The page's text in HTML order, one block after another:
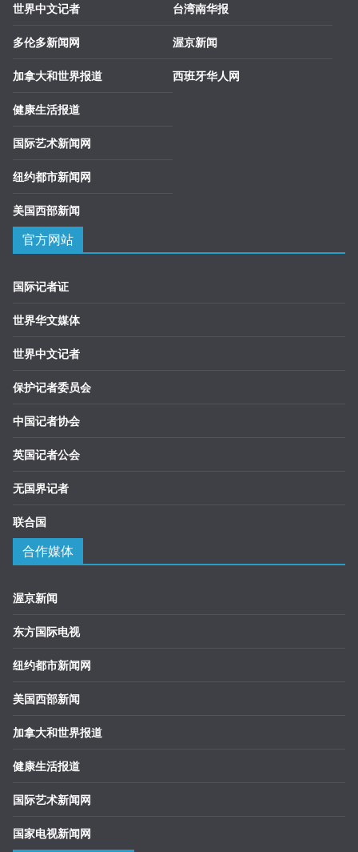
世界中文记者
多伦多新闻网
加拿大和世界报道
健康生活报道
国际艺术新闻网
纽约都市新闻网
美国西部新闻
台湾南华报
渥京新闻
西班牙华人网
官方网站
国际记者证
世界华文媒体
世界中文记者
保护记者委员会
中国记者协会
英国记者公会
无国界记者
联合国
合作媒体
渥京新闻
东方国际电视
纽约都市新闻网
美国西部新闻
加拿大和世界报道
健康生活报道
国际艺术新闻网
国家电视新闻网